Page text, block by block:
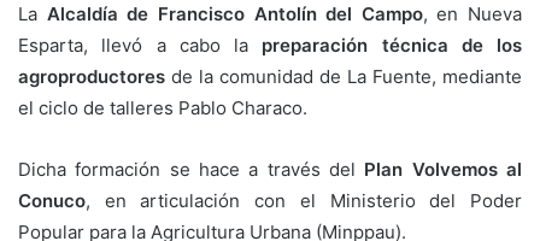
La Alcaldía de Francisco Antolín del Campo, en Nueva
Esparta, llevó a cabo la preparación técnica de los
agroproductores de la comunidad de La Fuente, mediante
el ciclo de talleres Pablo Characo.
Dicha formación se hace a través del Plan Volvemos al
Conuco, en articulación con el Ministerio del Poder
Popular para la Agricultura Urbana (Minppau).